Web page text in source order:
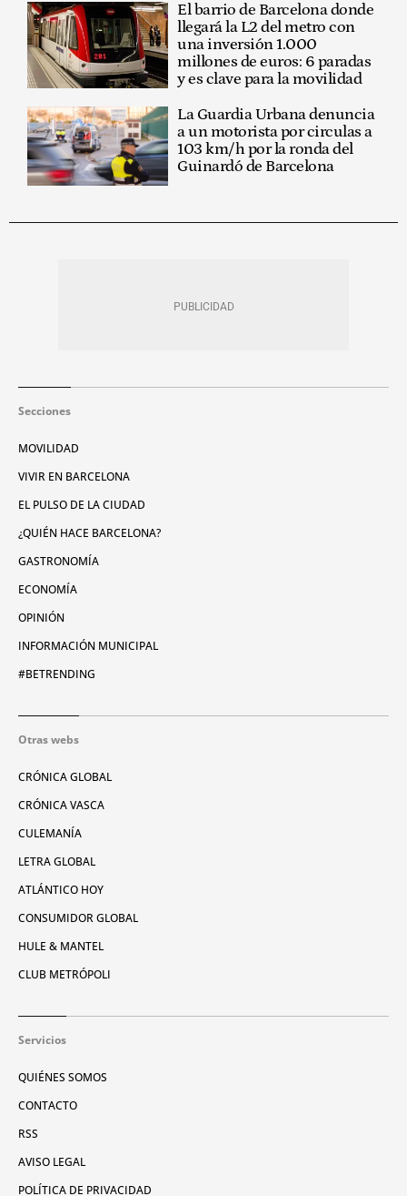
El barrio de Barcelona donde
llegará la L2 del metro con
una inversión 1.000
millones de euros: 6 paradas
y es clave para la movilidad
La Guardia Urbana denuncia
a un motorista por circulas a
103 km/h por la ronda del
Guinardó de Barcelona
Secciones
MOVILIDAD
VIVIR EN BARCELONA
EL PULSO DE LA CIUDAD
¿QUIÉN HACE BARCELONA?
GASTRONOMÍA
ECONOMÍA
OPINIÓN
INFORMACIÓN MUNICIPAL
#BETRENDING
Otras webs
CRÓNICA GLOBAL
CRÓNICA VASCA
CULEMANÍA
LETRA GLOBAL
ATLÁNTICO HOY
CONSUMIDOR GLOBAL
HULE & MANTEL
CLUB METRÓPOLI
Servicios
QUIÉNES SOMOS
CONTACTO
RSS
AVISO LEGAL
POLÍTICA DE PRIVACIDAD